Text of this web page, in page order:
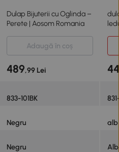
Dulap Bijuterii cu Oglinda –
Perete | Aosom Romania
Adaugă în coș
489,99 Lei
833-101BK
Negru
alb
Negru
Alb